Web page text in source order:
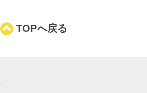
TOPへ戻る